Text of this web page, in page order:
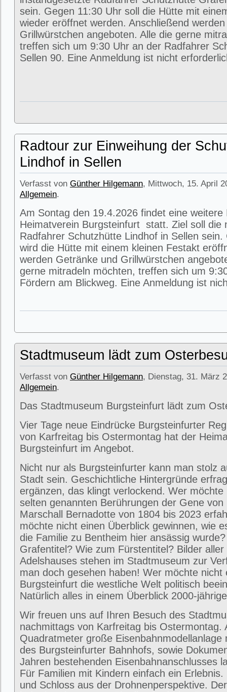
sein. Gegen 11:30 Uhr soll die Hütte mit
wieder eröffnet werden. Anschließend
Grillwürstchen angeboten. Alle die gerne
treffen sich um 9:30 Uhr an der Radfahrer
Sellen 90. Eine Anmeldung ist nicht
Radtour zur Einweihung der
Lindhof in Sellen
Verfasst von Günther Hilgemann, Mittwoch, 15. April
Allgemein.
Am Sontag den 19.4.2026 findet eine weitere
Heimatverein Burgsteinfurt statt. Ziel soll die
Radfahrer Schutzhütte Lindhof in Sellen sein.
wird die Hütte mit einem kleinen Festakt
werden Getränke und Grillwürstchen
gerne mitradeln möchten, treffen sich um
Fördern am Blickweg. Eine Anmeldung ist
Stadtmuseum lädt zum
Verfasst von Günther Hilgemann, Dienstag, 31. März
Allgemein.
Das Stadtmuseum Burgsteinfurt lädt zum
Vier Tage neue Eindrücke Burgsteinfurter
von Karfreitag bis Ostermontag hat der
Burgsteinfurt im Angebot.
Nicht nur als Burgsteinfurter kann man stolz
Stadt sein. Geschichtliche Hintergründe
ergänzen, das klingt verlockend. Wer möchte
selten genannten Berührungen der Gene von
Marschall Bernadotte von 1804 bis 2023
möchte nicht einen Überblick gewinnen, wie
die Familie zu Bentheim hier ansässig
Grafentitel? Wie zum Fürstentitel? Bilder
Adelshauses stehen im Stadtmuseum zur
man doch gesehen haben! Wer möchte nicht
Burgsteinfurt die westliche Welt politisch
Natürlich alles in einem Überblick 2000-
Wir freuen uns auf Ihren Besuch des
nachmittags von Karfreitag bis Ostermontag.
Quadratmeter große Eisenbahnmodellanlage
des Burgsteinfurter Bahnhofs, sowie
Jahren bestehenden Eisenbahnanschlusses
Für Familien mit Kindern einfach ein
und Schloss aus der Drohnenperspektive.